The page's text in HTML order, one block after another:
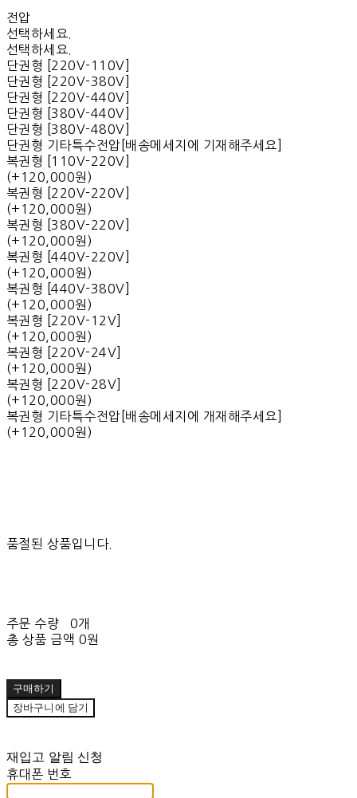
전압
선택하세요.
선택하세요.
단권형 [220V-110V]
단권형 [220V-380V]
단권형 [220V-440V]
단권형 [380V-440V]
단권형 [380V-480V]
단권형 기타특수전압[배송메세지에 기재해주세요]
복권형 [110V-220V]
(+120,000원)
복권형 [220V-220V]
(+120,000원)
복권형 [380V-220V]
(+120,000원)
복권형 [440V-220V]
(+120,000원)
복권형 [440V-380V]
(+120,000원)
복권형 [220V-12V]
(+120,000원)
복권형 [220V-24V]
(+120,000원)
복권형 [220V-28V]
(+120,000원)
복권형 기타특수전압[배송메세지에 개재해주세요]
(+120,000원)
품절된 상품입니다.
주문 수량
0개
총 상품 금액 0원
구매하기
장바구니에 담기
재입고 알림 신청
휴대폰 번호